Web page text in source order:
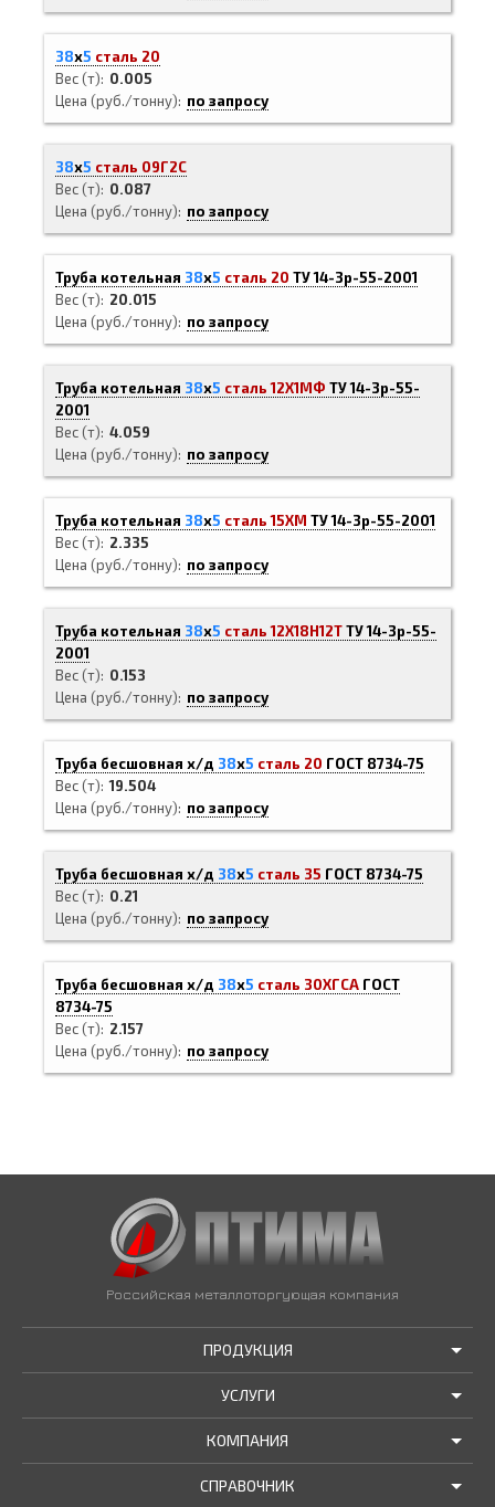
38х5 сталь 20
Вес (т)
0.005
Цена (руб./тонну)
по запросу
38х5 сталь 09Г2С
Вес (т)
0.087
Цена (руб./тонну)
по запросу
Труба котельная 38х5 сталь 20 ТУ 14-3р-55-2001
Вес (т)
20.015
Цена (руб./тонну)
по запросу
Труба котельная 38х5 сталь 12Х1МФ ТУ 14-3р-55-
2001
Вес (т) 4.059
Цена (руб./тонну)
по запросу
Труба котельная 38х5 сталь 15ХМ ТУ 14-3р-55-2001
Вес (т)
2.335
Цена (руб./тонну)
по запросу
Труба котельная 38х5 сталь 12Х18Н12ТТУ 14-3р-55-
2001
Вес (т)
0.153
Цена (руб./тонну)
по запросу
Труба бесшовная х/д 38х5 сталь 20 ГОСТ 8734-75
Вес (т) 19.504
Цена (руб./тонну)
по запросу
Труба бесшовная х/д 38х5 сталь 35 ГОСТ 8734-75
Вес (т)
0.21
Цена (руб./тонну)
по запросу
Труба бесшовная х/д 38х5 сталь 30ХГСА ГОСТ
8734-75
Вес (т)
2.157
Цена (руб./тонну)
по запросу
Российская металлоторгующая компания
ПРОДУКЦИЯ
АКЦИИ И РАСПРОДАЖИ
ТРУБЫ В НАЛИЧИИ
МЕТАЛЛОПРОКАТ В НАЛИЧИИ
УСЛУГИ
ДОСТАВКА
РЕЗКА В РАЗМЕР
КОМПАНИЯ
О НАС
СПРАВОЧНИК